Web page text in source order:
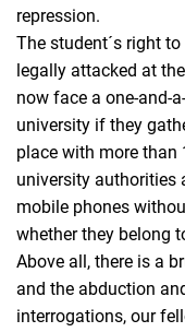
repression.
The student´s right
legally attacked at
now face a one-and-
university if they
place with more than
university authorities
mobile phones
whether they belong
Above all, there is a
and the abduction
interrogations, our